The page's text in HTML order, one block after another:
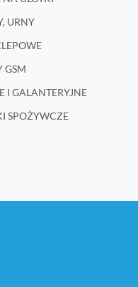
URNY
GSM
I GALANTERYJNE
SPOŻYWCZE